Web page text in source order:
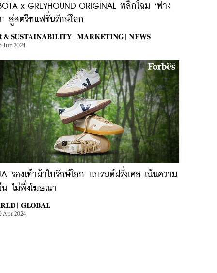
x GREYHOUND ORIGINAL พลิกโฉม ‘ฟาง
’ สู่สตรีทแฟชั่นรักษ์โลก
& SUSTAINABILITY | MARKETING | NEWS
Jun 2024
'รองเท้าผ้าใบรักษ์โลก' แบรนด์ฝรั่งเศส เน้นความ
น ไม่พึ่งโฆษณา
| GLOBAL
Apr 2024